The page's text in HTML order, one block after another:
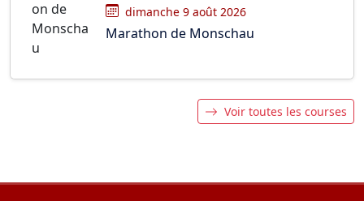
dimanche 9 août 2026
Marathon de Monschau
Voir toutes les courses